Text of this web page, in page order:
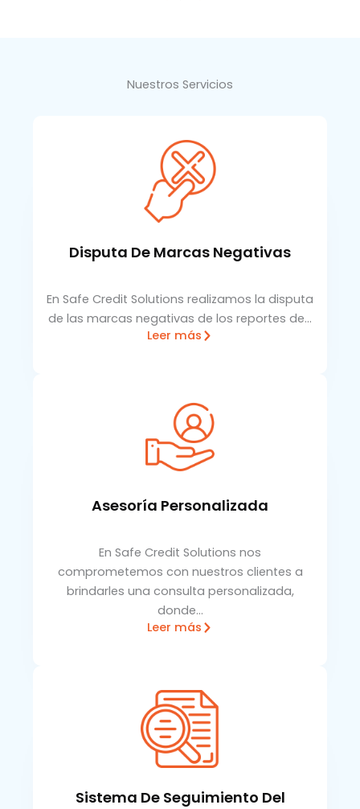
Nuestros Servicios
Disputa De Marcas Negativas
En Safe Credit Solutions realizamos la disputa
de las marcas negativas de los reportes de…
Leer más
Asesoría Personalizada
En Safe Credit Solutions nos
comprometemos con nuestros clientes a
brindarles una consulta personalizada,
donde…
Leer más
Sistema De Seguimiento Del